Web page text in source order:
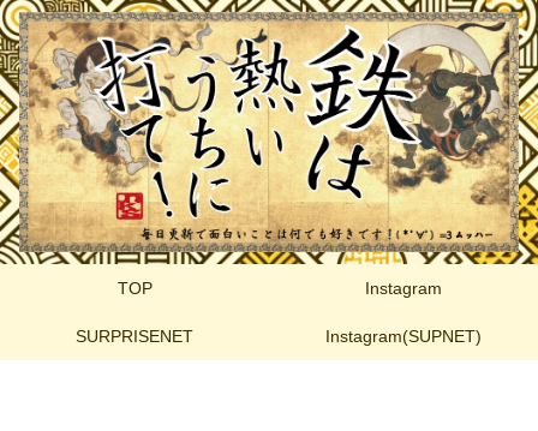
TOP Instagram
SURPRISENET Instagram(SUPNET)